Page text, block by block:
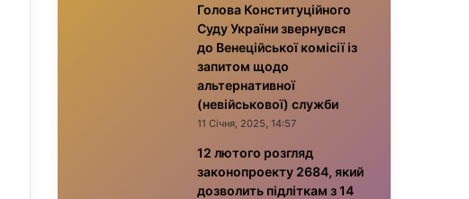
Голова Конституційного
Суду України звернувся
до Венеційської комісії із
запитом щодо
альтернативної
(невійськової) служби
11 Січня, 2025, 14:57
12 лютого розгляд
законопроекту 2684, який
дозволить підліткам з 14